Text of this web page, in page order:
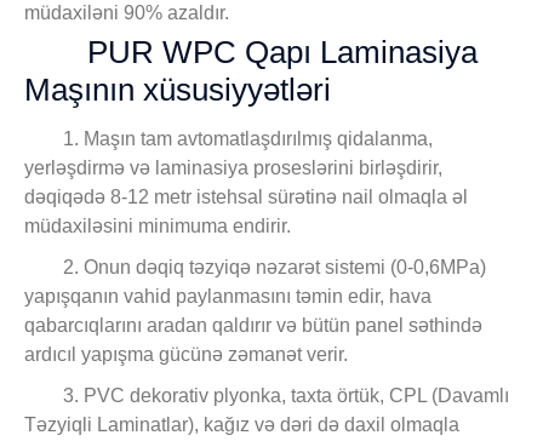
müdaxiləni 90% azaldır.
PUR WPC Qapı Laminasiya
Maşının xüsusiyyətləri
1. Maşın tam avtomatlaşdırılmış qidalanma,
yerləşdirmə və laminasiya proseslərini birləşdirir,
dəqiqədə 8-12 metr istehsal sürətinə nail olmaqla əl
müdaxiləsini minimuma endirir.
2. Onun dəqiq təzyiqə nəzarət sistemi (0-0,6MPa)
yapışqanın vahid paylanmasını təmin edir, hava
qabarcıqlarını aradan qaldırır və bütün panel səthində
ardıcıl yapışma gücünə zəmanət verir.
3. PVC dekorativ plyonka, taxta örtük, CPL (Davamlı
Təzyiqli Laminatlar), kağız və dəri də daxil olmaqla